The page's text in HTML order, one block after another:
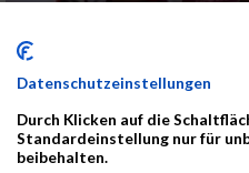
ALBUM B2RUN
Datenschutzeinstellungen
Durch Klicken auf die
Standardeinstellung nur für
beibehalten.